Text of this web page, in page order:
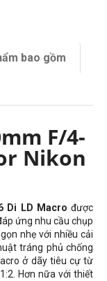
bao gồm
F/4-
Nikon
Di LD Macro được
ứng nhu cầu chụp
nhẹ với nhiều cải
tráng phủ chống
ở dãy tiêu cự từ
Hơn nữa với thiết